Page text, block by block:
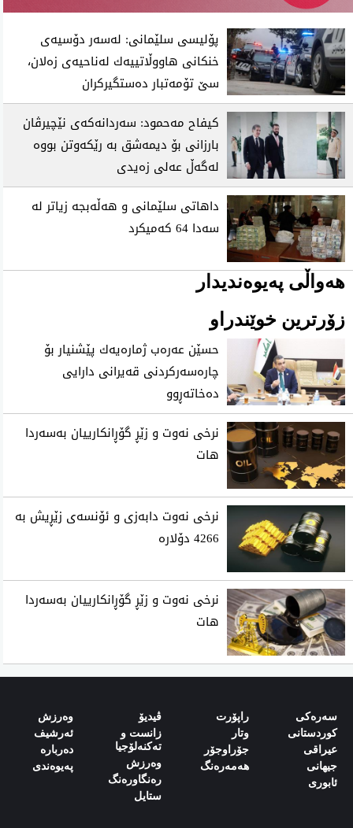
پۆلیسی سلێمانی: له‌سه‌ر دۆسیه‌ی
خنكانی هاووڵاتییه‌ك له‌ناحیه‌ی زه‌لان،
سێ تۆمه‌تبار ده‌ستگیركران
كیفاح مه‌حمود: سه‌ردانه‌كه‌ی نێچیرڤان
بارزانی بۆ دیمه‌شق به‌ رێكه‌وتن بووه‌
له‌گه‌ڵ عه‌لی زه‌یدی
داهاتی سلێمانی و هه‌ڵه‌بجه‌ زیاتر له‌
سه‌دا 64 كه‌میكرد
هەواڵی پەیوەندیدار
زۆرترین خوێندراو
حسێن عه‌ره‌ب ژماره‌یه‌ك پێشنیار بۆ
چاره‌سه‌ركردنی‌ قه‌یرانی‌ دارایی
ده‌خاته‌ڕوو
نرخی نه‌وت و زێڕ گۆڕانكارییان به‌سه‌ردا
هات
نرخی نەوت دابەزی و ئۆنسەی زێڕیش بە
4266 دۆلارە
نرخی نه‌وت و زێڕ گۆڕانكارییان به‌سه‌ردا
هات
سەرەکی
کوردستانی
‌‌عیراقی‌
‌‌جیهانی‌
‌‌ئابوری‌
راپۆرت
وتار
جۆراوجۆر
هەمەرەنگ
ڤیدیۆ
زانست و
تەکنەلۆجیا
وەرزش
رەنگاورەنگ
ستایل‌
وەرزش‌
ئەرشیف
دەربارە‌
پەیوەندی‌